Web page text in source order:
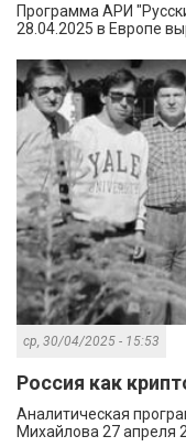
Программа АРИ
28.04.2025 в Европе
ср, 30/04/2025 - 15:53
Россия как
Аналитическая
Михайлова 27 апреля